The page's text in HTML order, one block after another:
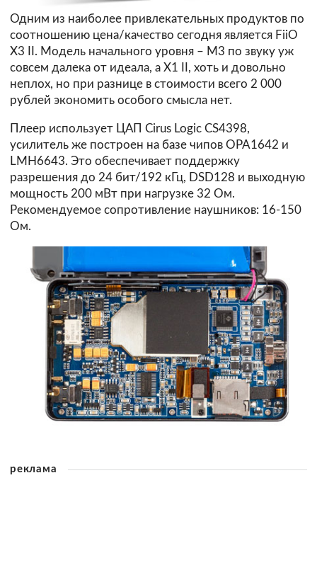
Одним из наиболее привлекательных продуктов по
соотношению цена/качество сегодня является FiiO
X3 II. Модель начального уровня – M3 по звуку уж
совсем далека от идеала, а X1 II, хоть и довольно
неплох, но при разнице в стоимости всего 2 000
рублей экономить особого смысла нет.
Плеер использует ЦАП Cirus Logic CS4398,
усилитель же построен на базе чипов OPA1642 и
LMH6643. Это обеспечивает поддержку
разрешения до 24 бит/192 кГц, DSD128 и выходную
мощность 200 мВт при нагрузке 32 Ом.
Рекомендуемое сопротивление наушников: 16-150
Ом.
реклама